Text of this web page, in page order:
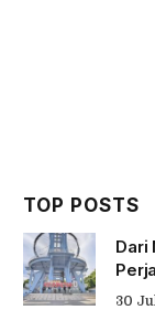
TOP POSTS
Dari
30